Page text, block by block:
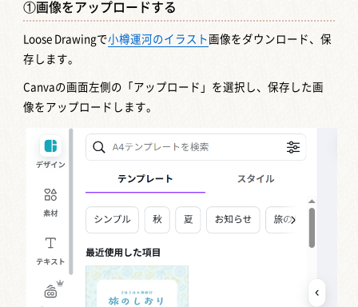
①画像をアップロードする
Loose Drawingで小樽運河のイラスト画像をダウンロード、保
存します。
Canvaの画面左側の「アップロード」を選択し、保存した画
像をアップロードします。